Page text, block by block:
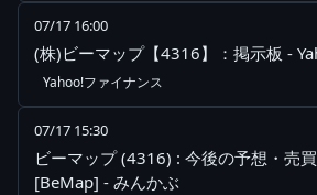
07/17 16:00
(株)ビーマップ【4316】：掲示板 -
Yahoo!ファイナンス
07/17 15:30
ビーマップ (4316) : 今後の予想・売
[BeMap] - みんかぶ